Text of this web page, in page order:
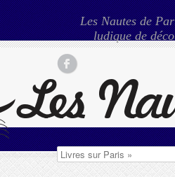
Les Nautes de
ludique de